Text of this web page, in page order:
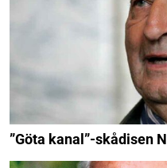
”Göta kanal”-skådisen